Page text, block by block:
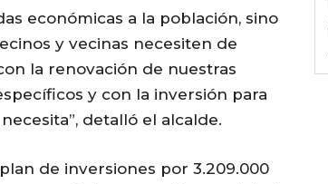
económicas a la población, sino
y vecinas necesiten de
la renovación de nuestras
y con la inversión para
detalló el alcalde.
de inversiones por 3.209.000